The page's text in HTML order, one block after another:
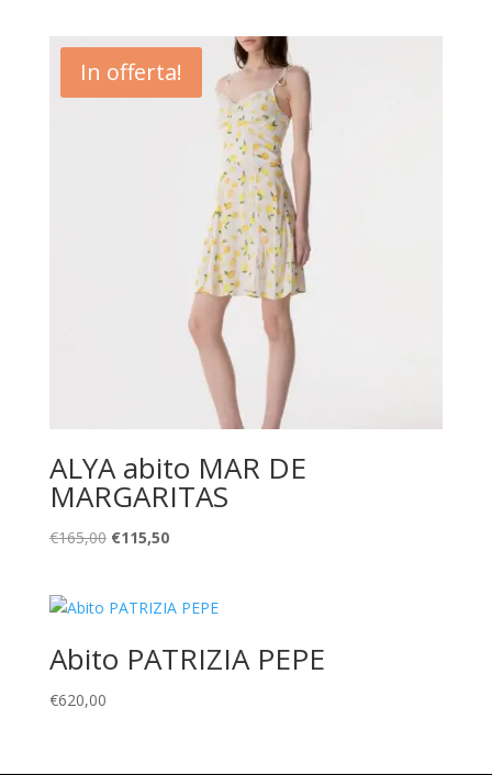
era:
€209,00.
è:
€146,30.
In offerta!
ALYA abito MAR DE
MARGARITAS
€165,00 Il
era:
€115,50Il
è:
Abito PATRIZIA PEPE
€620,00